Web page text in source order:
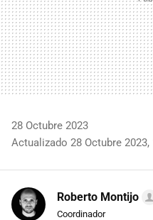
28 Octubre 2023
Actualizado 28 Octubre 2023,
Roberto Montijo
Coordinador